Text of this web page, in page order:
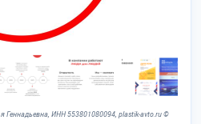
Геннадьевна, ИНН 553801080094, plastik-avto.ru ©